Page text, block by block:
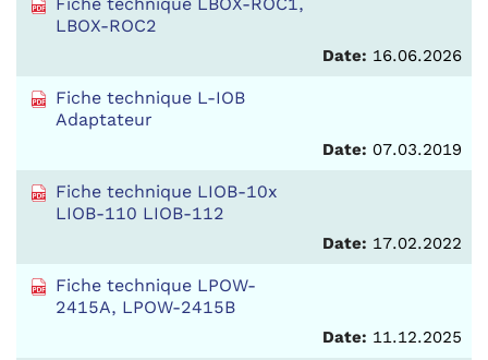
LBOX-ROC2
Date: 16.06.2026
Fiche technique L-IOB
Adaptateur
Date: 07.03.2019
Fiche technique LIOB-10x
LIOB-110 LIOB-112
Date: 17.02.2022
Fiche technique LPOW-
2415A, LPOW-2415B
Date: 11.12.2025